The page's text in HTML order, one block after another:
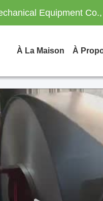
Equipment Co.,
À La Maison À